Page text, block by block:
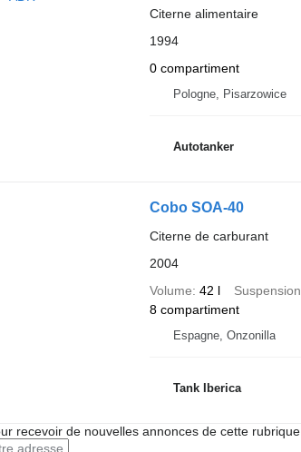
Citerne alimentaire
1994
0 compartiment
Pologne, Pisarzowice
Autotanker
Cobo SOA-40
Citerne de carburant
2004
Volume 42 l Suspension
8 compartiment
Espagne, Onzonilla
Tank Iberica
recevoir de nouvelles annonces de cette rubrique